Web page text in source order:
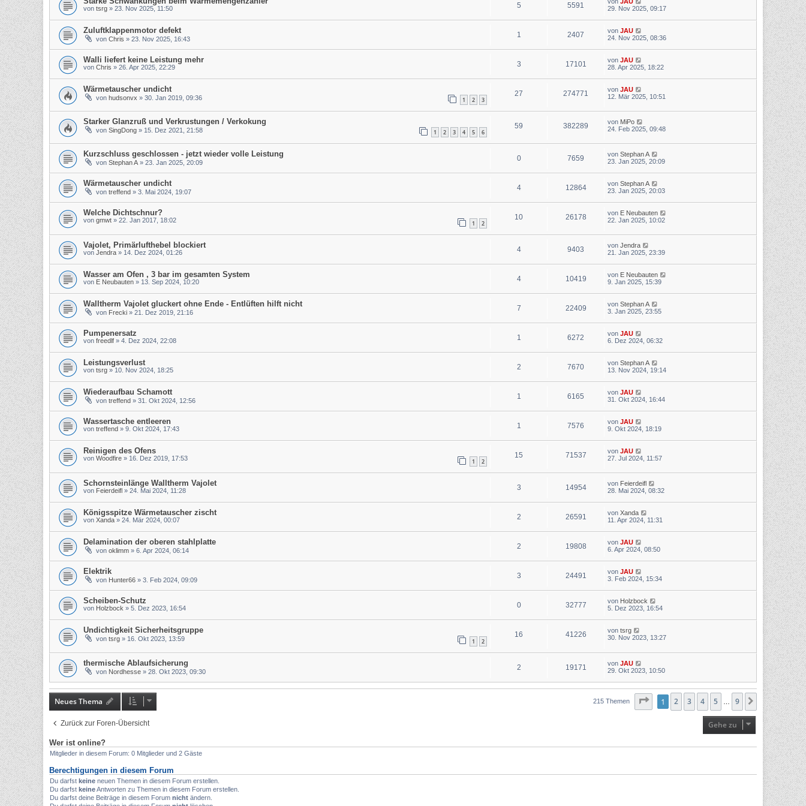
von tsrg » 23. Nov 2025, 11:50 5 5591
29. Nov 2025, 09:17
Zuluftklappenmotor defekt
von Chris » 23. Nov 2025, 16:43 1 2407 von JAU
24. Nov 2025, 08:36
Walli liefert keine Leistung mehr
von Chris » 26. Apr 2025, 22:29 3 17101 von JAU
28. Apr 2025, 18:22
Wärmetauscher undicht
von hudsonvx » 30. Jan 2019, 09:36 1 2 3
27 274771 von JAU
12. Mär 2025, 10:51
Starker Glanzruß und Verkrustungen / Verkokung
von SingDong » 15. Dez 2021, 21:58 1 2 3 4 5 6
59 382289 von MiPo
24. Feb 2025, 09:48
Kurzschluss geschlossen - jetzt wieder volle Leistung
von Stephan A » 23. Jan 2025, 20:09 0 7659 von Stephan A
23. Jan 2025, 20:09
Wärmetauscher undicht
von treffend » 3. Mai 2024, 19:07 4 12864 von Stephan A
23. Jan 2025, 20:03
Welche Dichtschnur?
von gmwt » 22. Jan 2017, 18:02 1 2
10 26178 von E Neubauten
22. Jan 2025, 10:02
Vajolet, Primärlufthebel blockiert
von Jendra » 14. Dez 2024, 01:26 4 9403 von Jendra
21. Jan 2025, 23:39
Wasser am Ofen , 3 bar im gesamten System
von E Neubauten » 13. Sep 2024, 10:20 4 10419 von E Neubauten
9. Jan 2025, 15:39
Walltherm Vajolet gluckert ohne Ende - Entlüften hilft nicht
von Frecki » 21. Dez 2019, 21:16 7 22409 von Stephan A
3. Jan 2025, 23:55
Pumpenersatz
von freedlf » 4. Dez 2024, 22:08 1 6272 von JAU
6. Dez 2024, 06:32
Leistungsverlust
von tsrg » 10. Nov 2024, 18:25 2 7670 von Stephan A
13. Nov 2024, 19:14
Wiederaufbau Schamott
von treffend » 31. Okt 2024, 12:56 1 6165 von JAU
31. Okt 2024, 16:44
Wassertasche entleeren
von treffend » 9. Okt 2024, 17:43 1 7576 von JAU
9. Okt 2024, 18:19
Reinigen des Ofens
von Woodfire » 16. Dez 2019, 17:53 1 2
15 71537 von JAU
27. Jul 2024, 11:57
Schornsteinlänge Walltherm Vajolet
von Feierdeifl » 24. Mai 2024, 11:28 3 14954 von Feierdeifl
28. Mai 2024, 08:32
Königsspitze Wärmetauscher zischt
von Xanda » 24. Mär 2024, 00:07 2 26591 von Xanda
11. Apr 2024, 11:31
Delamination der oberen stahlplatte
von oklimm » 6. Apr 2024, 06:14 2 19808 von JAU
6. Apr 2024, 08:50
Elektrik
von Hunter66 » 3. Feb 2024, 09:09 3 24491 von JAU
3. Feb 2024, 15:34
Scheiben-Schutz
von Holzbock » 5. Dez 2023, 16:54 0 32777 von Holzbock
5. Dez 2023, 16:54
Undichtigkeit Sicherheitsgruppe
von tsrg » 16. Okt 2023, 13:59 1 2
16 41226 von tsrg
30. Nov 2023, 13:27
thermische Ablaufsicherung
von Nordhesse » 28. Okt 2023, 09:30 2 19171 von JAU
29. Okt 2023, 10:50
Neues Thema 215 Themen Seite von9
1 2 3 4 5 9 Nächste
Zurück zur Foren-Übersicht Gehe zu
Wer ist online?
Mitglieder in diesem Forum: 0 Mitglieder und 2 Gäste
Berechtigungen in diesem Forum
Du darfst keine neuen Themen in diesem Forum erstellen.
Du darfst keineAntworten zu Themen in diesem Forum erstellen.
Du darfst deine Beiträge in diesem Forum nicht ändern.